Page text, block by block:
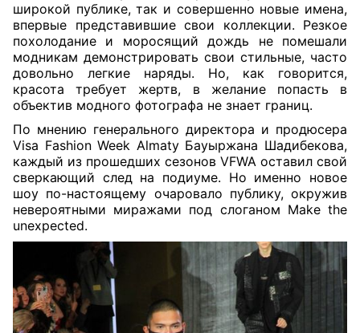
широкой публике, так и совершенно новые имена,
впервые представившие свои коллекции. Резкое
похолодание и моросящий дождь не помешали
модникам демонстрировать свои стильные, часто
довольно легкие наряды. Но, как говорится,
красота требует жертв, в желание попасть в
объектив модного фотографа не знает границ.
По мнению генерального директора и продюсера
Visa Fashion Week Almaty Бауыржана Шадибекова,
каждый из прошедших сезонов VFWA оставил свой
сверкающий след на подиуме. Но именно новое
шоу по-настоящему очаровало публику, окружив
невероятными миражами под слоганом Make the
unexpected.